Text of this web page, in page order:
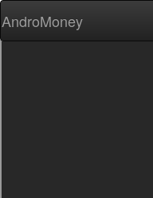
AndroMoney